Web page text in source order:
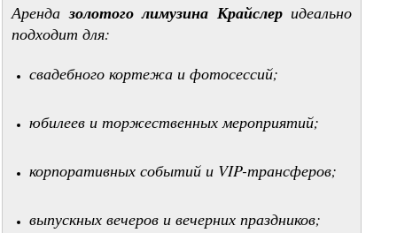
Арендазолотого лимузина Крайслеридеально
подходит для:
свадебного кортежа и фотосессий;
юбилеев и торжественных мероприятий;
корпоративных событий и VIP-трансферов;
выпускных вечеров и вечерних праздников;